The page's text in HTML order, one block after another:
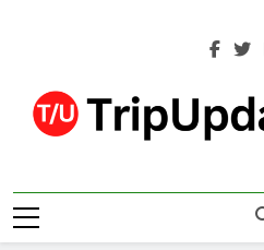
Trip Updates